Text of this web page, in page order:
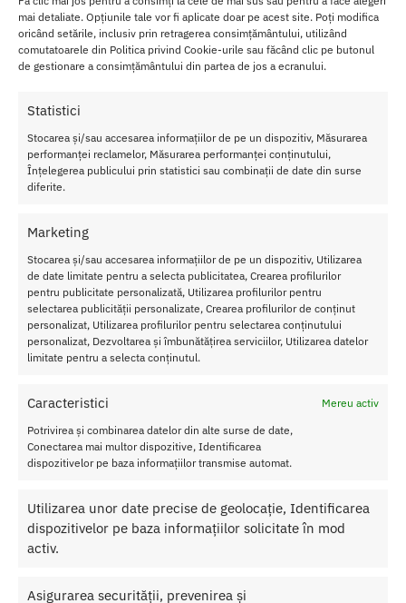
mai detaliate. Opțiunile tale vor fi aplicate doar pe acest site. Poți modifica
oricând setările, inclusiv prin retragerea consimțământului, utilizând
comutatoarele din Politica privind Cookie-urile sau făcând clic pe butonul
de gestionare a consimțământului din partea de jos a ecranului.
Statistici
Stocarea și/sau accesarea informațiilor de pe un dispozitiv, Măsurarea
performanței reclamelor, Măsurarea performanței conținutului,
Înțelegerea publicului prin statistici sau combinații de date din surse
diferite.
Marketing
Stocarea și/sau accesarea informațiilor de pe un dispozitiv, Utilizarea
de date limitate pentru a selecta publicitatea, Crearea profilurilor
pentru publicitate personalizată, Utilizarea profilurilor pentru
selectarea publicității personalizate, Crearea profilurilor de conținut
personalizat, Utilizarea profilurilor pentru selectarea conținutului
personalizat, Dezvoltarea și îmbunătățirea serviciilor, Utilizarea datelor
limitate pentru a selecta conținutul.
Caracteristici
Mereu activ
Potrivirea și combinarea datelor din alte surse de date,
Conectarea mai multor dispozitive, Identificarea
dispozitivelor pe baza informațiilor transmise automat.
Utilizarea unor date precise de geolocație, Identificarea
dispozitivelor pe baza informațiilor solicitate în mod
activ.
Asigurarea securității, prevenirea și
iar rezistenta la apa iti ofera libertatea de a-l utiliza in diverse
medii si situatii.
Gratie tehnologiei avansate, Bolster este rezistent la apa,
in orice moment.
Acest inel poate aduce un plus de excitatie in viata ta intima si
poate imbunatati performanta sexuala.
Caracteristici Inel Penis Renegade Bolster Black
Diametru: 5 cm
Material: Silicon
Culoare: Negru
Rezistent la apa
Nu lasati produsul la indemana copiilor.
Nu uitati sa curatati produsul inainte si dupa fiecare utilizare cu apa
calda si sapun.
Pentru o igienizare suplimentara puteti utiliza un toycleaner.
SKU: 657447108396
Categorii:
Produse similare